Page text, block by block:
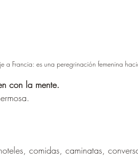
a Francia: es una peregrinación femenina
con la mente.
comidas, caminatas,